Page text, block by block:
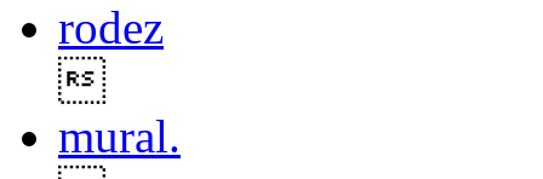
rodez
mural.